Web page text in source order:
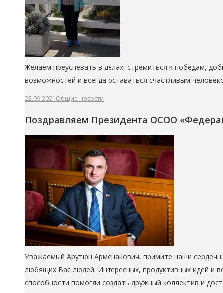
Желаем преуспевать в делах, стремиться к победам,
возможностей и всегда оставаться счастливым
22.09.2021 Общие новости
Поздравляем Президента ОСОО
Уважаемый Арутюн Арменакович, примите наши
любящих Вас людей. Интересных, продуктивных идей и
способности помогли создать дружный коллектив и